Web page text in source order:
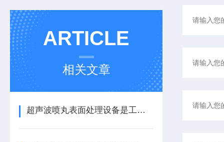
ARTICLE
相关文章
超声波喷丸表面处理设备是工艺与应用介绍